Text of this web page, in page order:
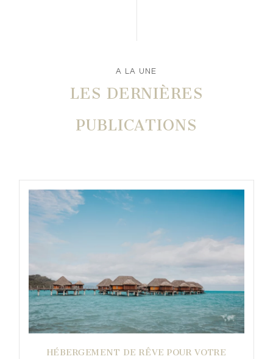
A LA UNE
LES DERNIÈRES
PUBLICATIONS
HÉBERGEMENT DE RÊVE POUR VOTRE